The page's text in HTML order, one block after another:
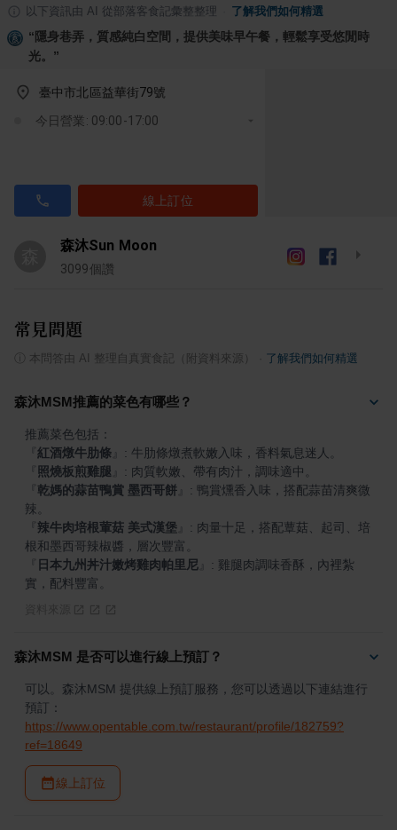
以下資訊由 AI 從部落客食記彙整整理 了解我們如何精選
“隱身巷弄，質感純白空間，提供美味早午餐，輕鬆享受悠閒時
光。 ”
臺中市北區益華街79號
今日營業: 09:00-17:00
線上訂位
森沐Sun Moon
3099個讚
常見問題
本問答由 AI 整理自真實食記（附資料來源） 了解我們如何精選
森沐MSM推薦的菜色有哪些？
紅酒燉牛肋條
照燒板煎雞腿
乾媽的蒜苗鴨賞 墨西哥餅
: 鴨賞燻香入味，搭配蒜苗清爽微
辣牛肉培根葷菇 美式漢堡
: 肉量十足，搭配蕈菇、起司、培
日本九州丼汁嫩烤雞肉帕里尼
: 雞腿肉調味香酥，內裡紮
實，配料豐富。
森沐MSM 是否可以進行線上預訂？
可以。森沐MSM 提供線上預訂服務，您可以透過以下連結進行
預訂：
https://www.opentable.com.tw/restaurant/profile/182759?
ref=18649
線上訂位